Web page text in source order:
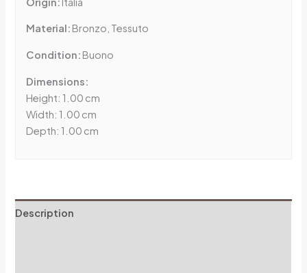
Material: Bronzo, Tessuto
Condition: Buono
Dimensions:
Height: 1.00 cm
Width: 1.00 cm
Depth: 1.00 cm
Description